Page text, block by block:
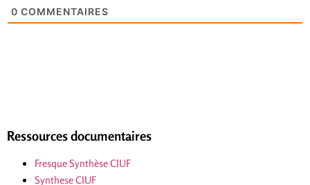
0 COMMENTAIRES
Ressources documentaires
Fresque Synthèse CIUF
Synthese CIUF